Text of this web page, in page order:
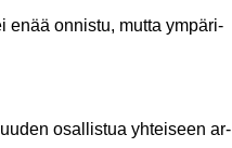
enää on­nis­tu, mutta ym­pä­ri­
osal­lis­tua yh­tei­seen ar­